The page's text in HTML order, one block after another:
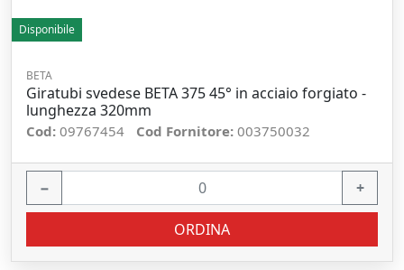
Disponibile
BETA
Giratubi svedese BETA 375 45° in acciaio forgiato -
lunghezza 320mm
Cod: 09767454 Cod Fornitore: 003750032
− +
ORDINA